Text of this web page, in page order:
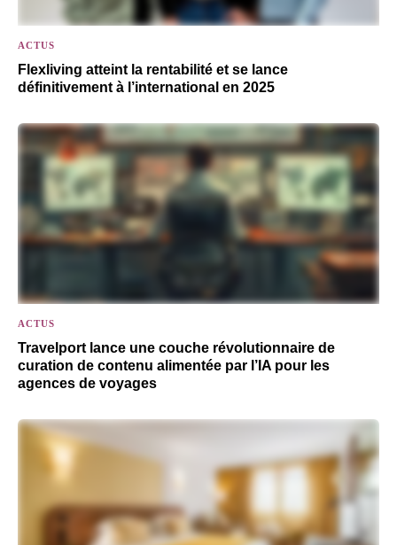
ACTUS
Flexliving atteint la rentabilité et se lance
définitivement à l’international en 2025
ACTUS
Travelport lance une couche révolutionnaire de
curation de contenu alimentée par l’IA pour les
agences de voyages